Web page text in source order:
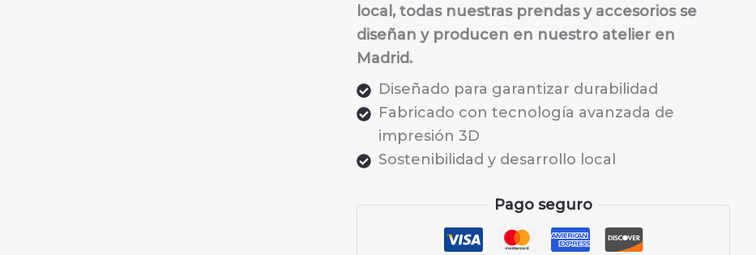
local, todas nuestras prendas y accesorios se
diseñan y producen en nuestro atelier en
Madrid.
Diseñado para garantizar durabilidad
Fabricado con tecnología avanzada de
impresión 3D
Sostenibilidad y desarrollo local
Pago seguro